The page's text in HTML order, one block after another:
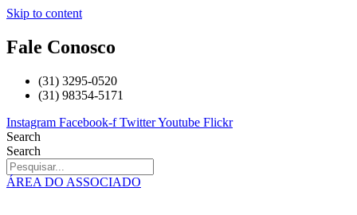
Skip to content
Fale Conosco
(31) 3295-0520
(31) 98354-5171
Instagram Facebook-f TwitterYoutube Flickr
Search
Search
ÁREA DO ASSOCIADO